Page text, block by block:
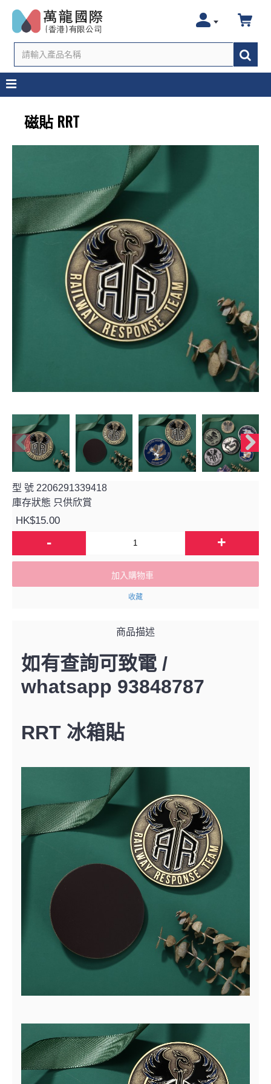
磁貼 RRT
型 號 2206291339418
庫存狀態 只供欣賞
HK$15.00
- +
加入購物車
收藏
商品描述
如有查詢可致電 /
whatsapp 93848787
RRT 冰箱貼